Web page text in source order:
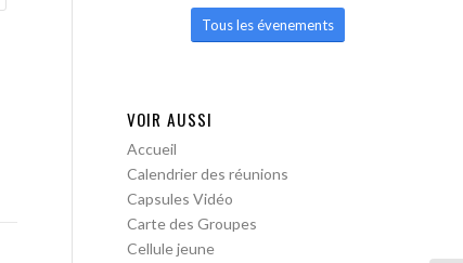
Tous les évenements
VOIR AUSSI
Accueil
Calendrier des réunions
Capsules Vidéo
Carte des Groupes
Cellule jeune